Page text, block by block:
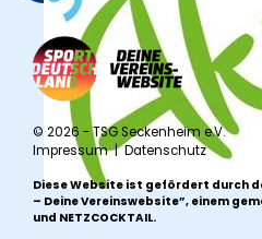
© 2026 - TSG Seckenheim e.V.
Impressum|Datenschutz
Diese Website ist gefördert durch
– Deine Vereinswebsite”, einem
und NETZCOCKTAIL.